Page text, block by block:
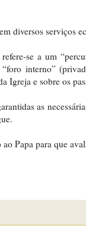
diversos serviços
se a um
interno”
Igreja e sobre os
as
Papa para que